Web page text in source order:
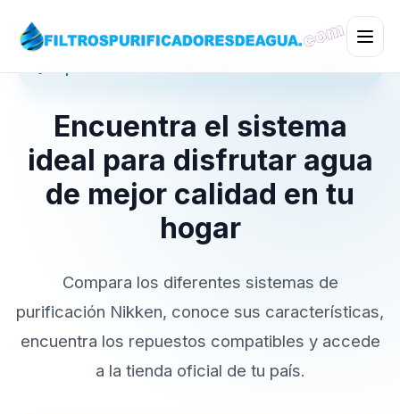
Encuentra el sistema
ideal para disfrutar agua
de mejor calidad en tu
hogar
Compara los diferentes sistemas de
purificación Nikken, conoce sus características,
encuentra los repuestos compatibles y accede
a la tienda oficial de tu país.